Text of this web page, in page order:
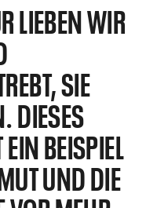
LIEBEN WIR
SIE
DIESES
BEISPIEL
UND DIE